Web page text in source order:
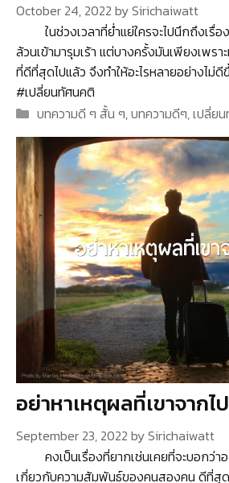
October 24, 2022 bySirichaiwatt
ในช่วงเวลาที่ย่ำแย่ใครจะไปนึกถึงเ
ล้วนเข้ามารุมเร้า แต่บางครั้งมันเพียงเพรา
ที่ดีที่สุดไปแล้ว จึงทำให้อะไรหลายอย่างไม่
#เปลี่ยนทัศนคติ
Categories
บทความดี ๆ สั้น ๆ,บทความดีๆ,เปลี่ย
อย่าหาเหตุผลที่เขาจากไ
September 23, 2022 bySirichaiwatt
คงเป็นเรื่องที่ยากเช่นเคยที่จะบอกว่
เกี่ยวกับความสัมพันธ์ของคนสองคน ดีที่สุ